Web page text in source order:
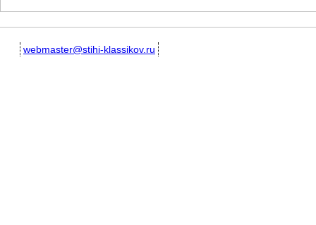
webmaster@stihi-klassikov.ru